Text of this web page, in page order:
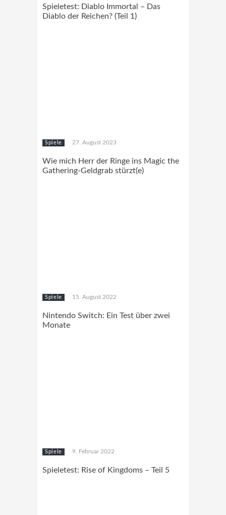
Spieletest: Diablo Immortal – Das
Diablo der Reichen? (Teil 1)
Spiele 27. August 2023
Wie mich Herr der Ringe ins Magic the
Gathering-Geldgrab stürzt(e)
Spiele 15. August 2022
Nintendo Switch: Ein Test über zwei
Monate
Spiele 9. Februar 2022
Spieletest: Rise of Kingdoms – Teil 5